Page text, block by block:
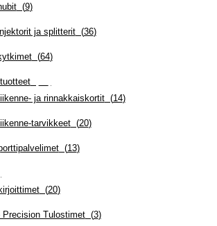
(9)
ja splitterit(36)
(64)
(
ja rinnakkaiskortit(14)
tarvikkeet(20)
(13)
(20)
Precision Tulostimet(3)